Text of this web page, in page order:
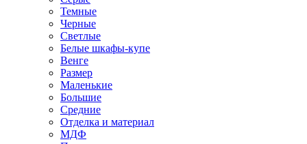
Темные
Черные
Светлые
Белые шкафы-купе
Венге
Размер
Маленькие
Большие
Средние
Отделка и материал
МДФ